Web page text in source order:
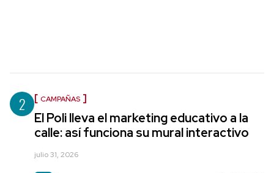
2 CAMPAÑAS
El Poli lleva el marketing educativo a la
calle: así funciona su mural interactivo
julio 31, 2026